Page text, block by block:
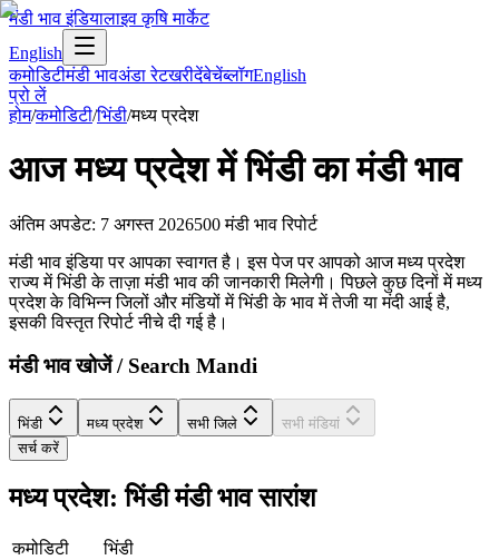
मंडी भाव इंडियालाइव कृषि मार्केट
English
कमोडिटीमंडी भावअंडा रेटखरीदेंबेचेंब्लॉगEnglish
प्रो लें
होम/कमोडिटी/भिंडी/मध्य प्रदेश
आजमध्य प्रदेशमेंभिंडीका मंडी भाव
अंतिम अपडेट: 7 अगस्त 2026500 मंडी भाव रिपोर्ट
मंडी भाव इंडिया पर आपका स्वागत है। इस पेज पर आपको आज मध्य प्रदेश
राज्य में भिंडी के ताज़ा मंडी भाव की जानकारी मिलेगी। पिछले कुछ दिनों में मध्य
प्रदेश के विभिन्न जिलों और मंडियों में भिंडी के भाव में तेजी या मंदी आई है,
इसकी विस्तृत रिपोर्ट नीचे दी गई है।
मंडी भाव खोजें / Search Mandi
भिंडी मध्य प्रदेश सभी जिले
सभी मंडियां
सर्च करें
मध्य प्रदेश: भिंडी मंडी भाव सारांश
कमोडिटी
भिंडी